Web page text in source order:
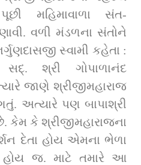
મહિમાવાળા સંત-
વળી મંડળના સંતોને
સ્વામી કહેતા :
શ્રી ગોપાળાનંદ
જાણે શ્રીજીમહારાજ
અત્યારે પણ બાપાશ્રી
કે શ્રીજીમહારાજના
દેતા હોય એમના ભેળા
હોય જ. માટે તમારે આ